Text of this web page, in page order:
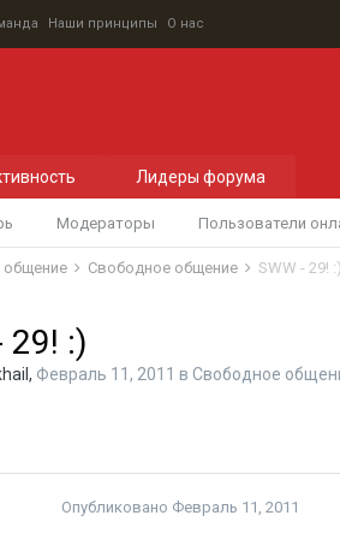
Наши принципы О нас
Модераторы Пользователи
Лидеры форума
общение Свободное общение SWW - 29! :)
29! :)
, Февраль 11, 2011 в Свободное
Опубликовано Февраль 11, 2011